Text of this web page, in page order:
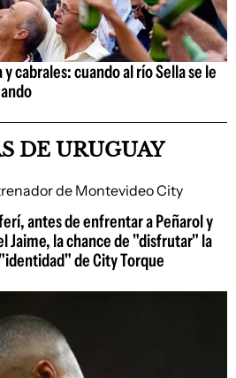
cabrales: cuando al río Sella se le
DE URUGUAY
antes de enfrentar a Peñarol y
Jaime, la chance de "disfrutar" la
de City Torque